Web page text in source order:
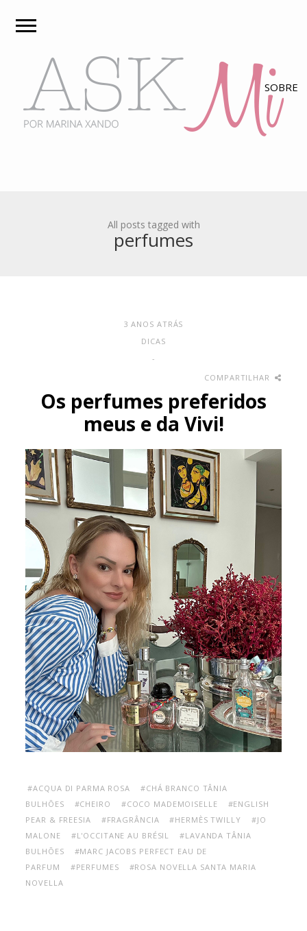
All posts tagged with
perfumes
3 ANOS ATRÁS
DICAS
-
COMPARTILHAR
Os perfumes preferidos
meus e da Vivi!
#ACQUA DI PARMA ROSA
#CHÁ BRANCO TÂNIA
BULHÕES
#CHEIRO #COCO MADEMOISELLE
#ENGLISH
PEAR & FREESIA
#FRAGRÂNCIA #HERMÈS TWILLY
#JO
MALONE
#L'OCCITANE AU BRÉSIL
#LAVANDA TÂNIA
BULHÕES
#MARC JACOBS PERFECT EAU DE
PARFUM
#PERFUMES
#ROSA NOVELLA SANTA MARIA
NOVELLA